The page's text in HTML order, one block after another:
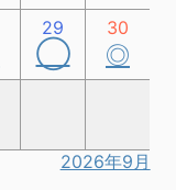
29
◯
30
◎
2026年9月